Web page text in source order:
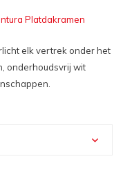
Platdakramen
elk vertrek onder het
onderhoudsvrij wit